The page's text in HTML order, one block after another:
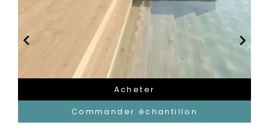

Acheter
Commander échantillon
